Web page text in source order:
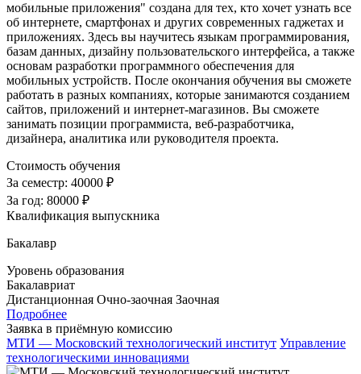
мобильные приложения" создана для тех, кто хочет узнать все
об интернете, смартфонах и других современных гаджетах и
приложениях. Здесь вы научитесь языкам программирования,
базам данных, дизайну пользовательского интерфейса, а также
основам разработки программного обеспечения для
мобильных устройств. После окончания обучения вы сможете
работать в разных компаниях, которые занимаются созданием
сайтов, приложений и интернет-магазинов. Вы сможете
занимать позиции программиста, веб-разработчика,
дизайнера, аналитика или руководителя проекта.
Стоимость обучения
За семестр: 40000 ₽
За год: 80000 ₽
Квалификация выпускника
Бакалавр
Уровень образования
Бакалавриат
Дистанционная Очно-заочная Заочная
Подробнее
Заявка в приёмную комиссию
МТИ — Московский технологический институт Управление
технологическими инновациями